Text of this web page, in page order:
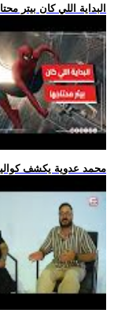
.. فيلم Spider-Man: Brand New Day | البداية اللي كان بيتر محتا
.. محمد عدوية يكشف